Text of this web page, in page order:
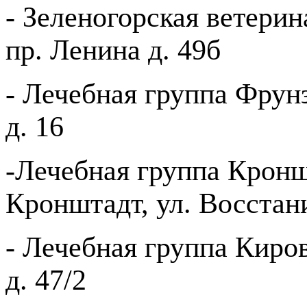
- Зеленогорская
пр. Ленина д. 49б
- Лечебная группа
д. 16
-Лечебная группа
Кронштадт, ул.
- Лечебная группа
д. 47/2